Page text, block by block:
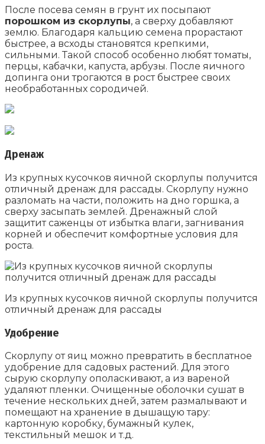
После посева семян в грунт их посыпают
порошком из скорлупы, а сверху добавляют
землю. Благодаря кальцию семена прорастают
быстрее, а всходы становятся крепкими,
сильными. Такой способ особенно любят томаты,
перцы, кабачки, капуста, арбузы. После яичного
допинга они трогаются в рост быстрее своих
необработанных сородичей.
Дренаж
Из крупных кусочков яичной скорлупы получится
отличный дренаж для рассады. Скорлупу нужно
разломать на части, положить на дно горшка, а
сверху засыпать землей. Дренажный слой
защитит саженцы от избытка влаги, загнивания
корней и обеспечит комфортные условия для
роста.
Из крупных кусочков яичной скорлупы получится
отличный дренаж для рассады
Удобрение
Скорлупу от яиц можно превратить в бесплатное
удобрение для садовых растений. Для этого
сырую скорлупу ополаскивают, а из вареной
удаляют пленки. Очищенные оболочки сушат в
течение нескольких дней, затем размалывают и
помещают на хранение в дышащую тару:
картонную коробку, бумажный кулек,
текстильный мешок и т.д.